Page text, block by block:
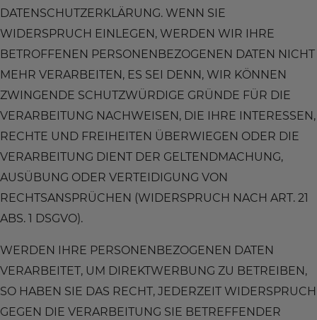
DATENSCHUTZERKLÄRUNG. WENN SIE
WIDERSPRUCH EINLEGEN, WERDEN WIR IHRE
BETROFFENEN PERSONENBEZOGENEN DATEN NICHT
MEHR VERARBEITEN, ES SEI DENN, WIR KÖNNEN
ZWINGENDE SCHUTZWÜRDIGE GRÜNDE FÜR DIE
VERARBEITUNG NACHWEISEN, DIE IHRE INTERESSEN,
RECHTE UND FREIHEITEN ÜBERWIEGEN ODER DIE
VERARBEITUNG DIENT DER GELTENDMACHUNG,
AUSÜBUNG ODER VERTEIDIGUNG VON
RECHTSANSPRÜCHEN (WIDERSPRUCH NACH ART. 21
ABS. 1 DSGVO).
WERDEN IHRE PERSONENBEZOGENEN DATEN
VERARBEITET, UM DIREKTWERBUNG ZU BETREIBEN,
SO HABEN SIE DAS RECHT, JEDERZEIT WIDERSPRUCH
GEGEN DIE VERARBEITUNG SIE BETREFFENDER